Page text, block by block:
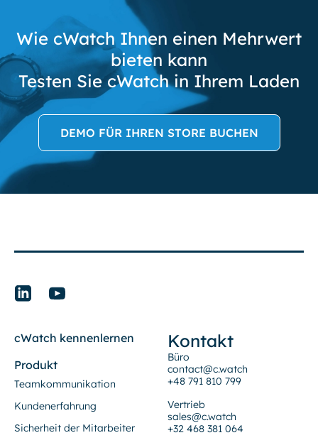
Wie cWatch Ihnen einen Mehrwert
bieten kann
Testen Sie cWatch in Ihrem Laden
DEMO FÜR IHREN STORE BUCHEN
cWatch kennenlernen
Produkt
Teamkommunikation
Kundenerfahrung
Sicherheit der Mitarbeiter
Kontakt
Büro
contact@c.watch
+48 791 810 799
Vertrieb
sales@c.watch
+32 468 381 064